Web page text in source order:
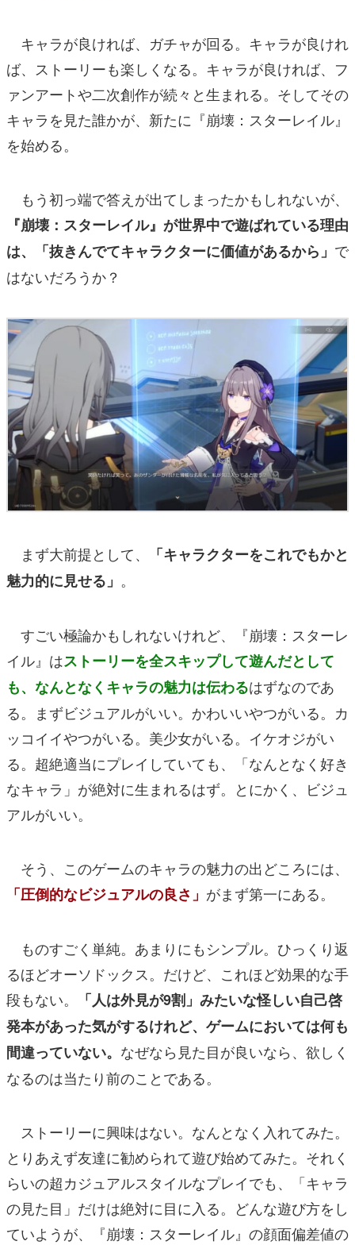
キャラが良ければ、ガチャが回る。キャラが良けれ
ば、ストーリーも楽しくなる。キャラが良ければ、フ
ァンアートや二次創作が続々と生まれる。そしてその
キャラを見た誰かが、新たに『崩壊：スターレイル』
を始める。
もう初っ端で答えが出てしまったかもしれないが、
『崩壊：スターレイル』が世界中で遊ばれている理由
は、「抜きんでてキャラクターに価値があるから」 で
はないだろうか？
まず大前提として、
「キャラクターをこれでもかと
魅力的に見せる」 。
すごい極論かもしれないけれど、『崩壊：スターレ
イル』はストーリーを全スキップして遊んだとして
も、なんとなくキャラの魅力は伝わるはずなのであ
る。まずビジュアルがいい。かわいいやつがいる。カ
ッコイイやつがいる。美少女がいる。イケオジがい
る。超絶適当にプレイしていても、「なんとなく好き
なキャラ」が絶対に生まれるはず。とにかく、ビジュ
アルがいい。
そう、このゲームのキャラの魅力の出どころには、
「圧倒的なビジュアルの良さ」 がまず第一にある。
ものすごく単純。あまりにもシンプル。ひっくり返
るほどオーソドックス。だけど、これほど効果的な手
段もない。
「人は外見が9割」みたいな怪しい自己啓
発本があった気がするけれど、ゲームにおいては何も
間違っていない。 なぜなら見た目が良いなら、欲しく
なるのは当たり前のことである。
ストーリーに興味はない。なんとなく入れてみた。
とりあえず友達に勧められて遊び始めてみた。それく
らいの超カジュアルスタイルなプレイでも、「キャラ
の見た目」だけは絶対に目に入る。どんな遊び方をし
ていようが、『崩壊：スターレイル』の顔面偏差値の